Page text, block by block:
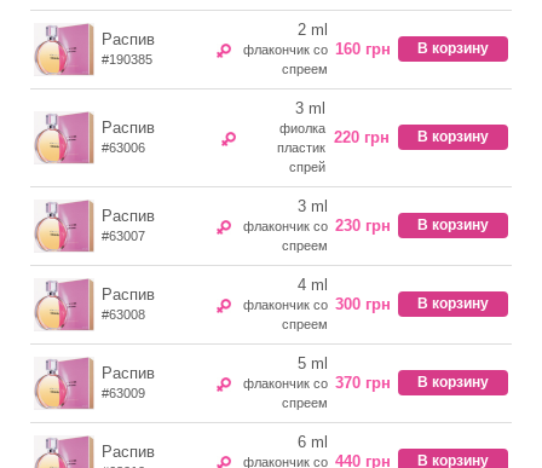
Распив
#190385
2 ml
флакончик со
спреем
160 грн В корзину
Распив
#63006
3 ml
фиолка
пластик
спрей
220 грн В корзину
Распив
#63007
3 ml
флакончик со
спреем
230 грн В корзину
Распив
#63008
4 ml
флакончик со
спреем
300 грн В корзину
Распив
#63009
5 ml
флакончик со
спреем
370 грн В корзину
Распив
6 ml
флакончик со 440 грн В корзину